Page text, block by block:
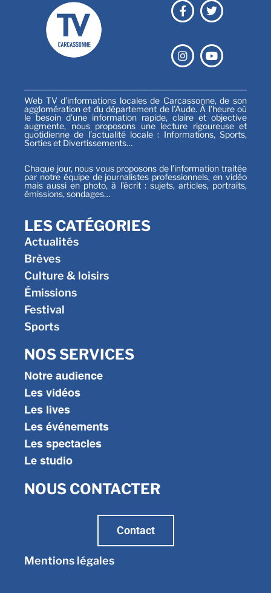
Web TV d’informations locales de Carcassonne, de son
agglomération et du département de l’Aude. À l’heure où
le besoin d’une information rapide, claire et objective
augmente, nous proposons une lecture rigoureuse et
quotidienne de l’actualité locale : Informations, Sports,
Sorties et Divertissements…
Chaque jour, nous vous proposons de l’information traitée
par notre équipe de journalistes professionnels, en vidéo
mais aussi en photo, à l’écrit : sujets, articles, portraits,
émissions, sondages…
LES CATÉGORIES
Actualités
Brèves
Culture & loisirs
Émissions
Festival
Sports
NOS SERVICES
Notre audience
Les vidéos
Les lives
Les événements
Les spectacles
Le studio
NOUS CONTACTER
Contact
Mentions légales